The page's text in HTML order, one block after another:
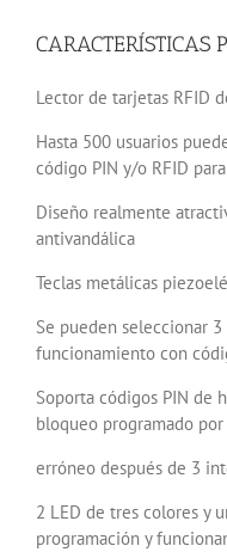
CARACTERÍSTICAS
Lector de tarjetas RFID
Hasta 500 usuarios
código PIN y/o RFID
Diseño realmente
antivandálica
Teclas metálicas
Se pueden seleccionar
funcionamiento con
Soporta códigos PIN de
bloqueo programado
erróneo después de 3
2 LED de tres colores y
programación y